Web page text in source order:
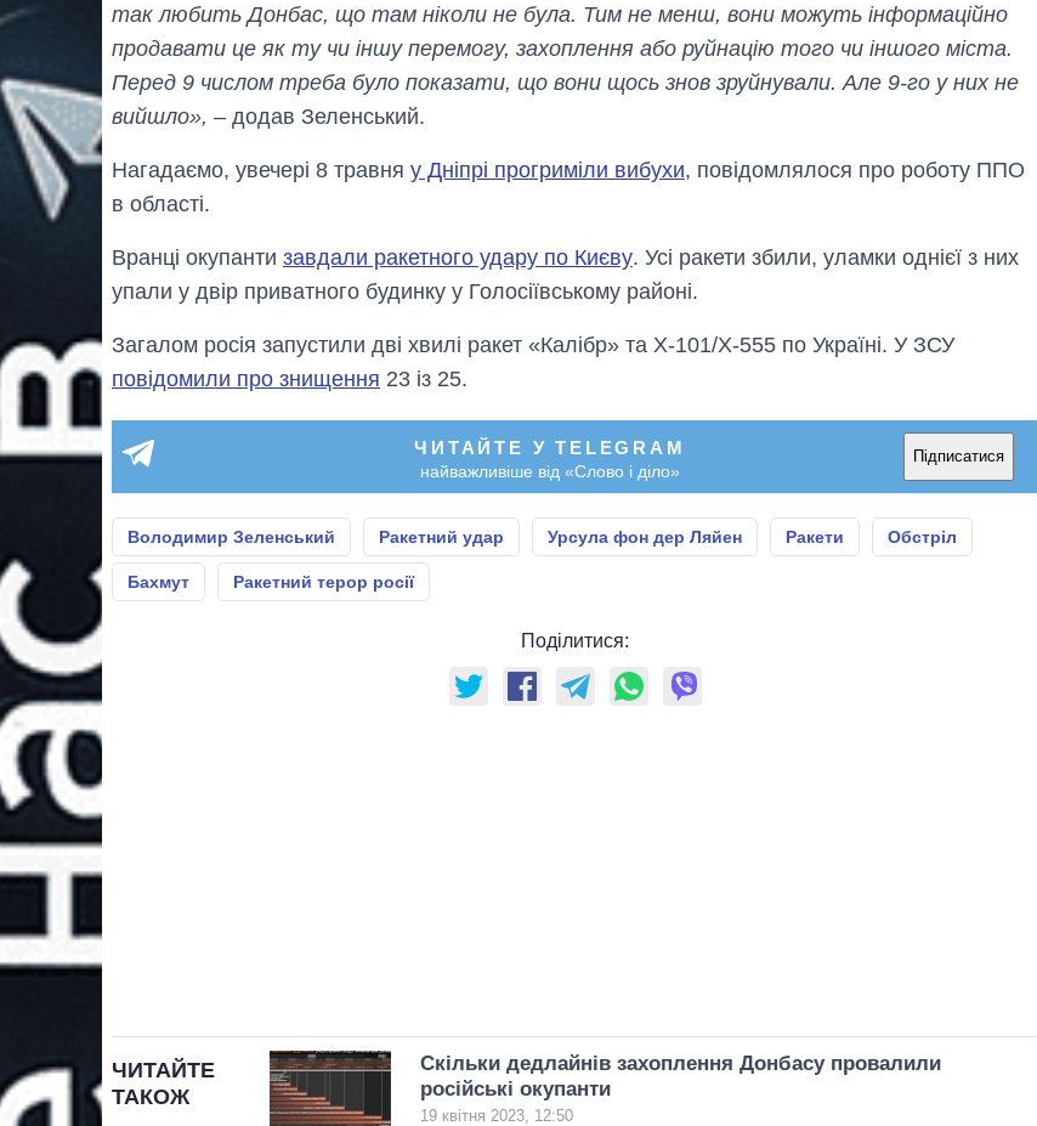
так любить Донбас, що там ніколи не була. Тим не менш, вони можуть інформаційно
продавати це як ту чи іншу перемогу, захоплення або руйнацію того чи іншого міста.
Перед 9 числом треба було показати, що вони щось знов зруйнували. Але 9-го у них не
вийшло», – додав Зеленський.
Нагадаємо, увечері 8 травня у Дніпрі прогриміли вибухи, повідомлялося про роботу ППО
в області.
Вранці окупанти завдали ракетного удару по Києву. Усі ракети збили, уламки однієї з них
упали у двір приватного будинку у Голосіївському районі.
Загалом росія запустили дві хвилі ракет «Калібр» та Х-101/Х-555 по Україні. У ЗСУ
повідомили про знищення 23 із 25.
ЧИТАЙТЕ У TELEGRAM
найважливіше від «Слово і діло»
Підписатися
Володимир Зеленський Ракетний удар Урсула фон дер Ляйен Ракети Обстріл
Бахмут Ракетний терор росії
Поділитися:
ЧИТАЙТЕ
ТАКОЖ
Скільки дедлайнів захоплення Донбасу провалили
російські окупанти
19 квітня 2023, 12:50